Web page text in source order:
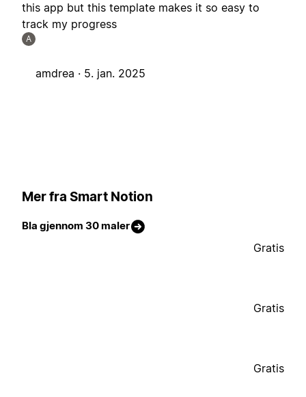
this app but this template makes it so easy to
track my progress
A
amdrea · 5. jan. 2025
Mer fra Smart Notion
Bla gjennom 30 maler
Gratis
Gratis
Gratis